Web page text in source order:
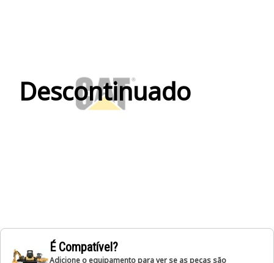
Descontinuado
É Compatível?
Adicione o equipamento para ver se as peças são